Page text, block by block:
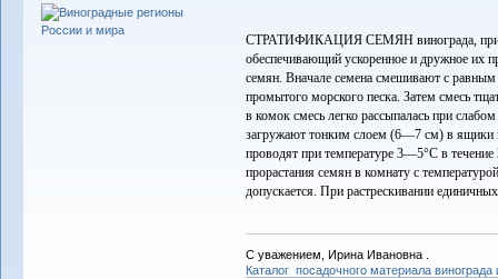
СТРАТИФИКАЦИЯ СЕМЯН винограда, прием
обеспечивающий ускоренное и дружное их
семян. Вначале семена смешивают с
промытого морского песка. Затем смесь
в комок смесь легко рассыпалась при
загружают тонким слоем (6—7 см) в ящики
проводят при температуре 3—5°С в
прорастания семян в комнату с
допускается. При растрескивании
С уважением, Ирина Ивановна .
Каталог посадочного материала